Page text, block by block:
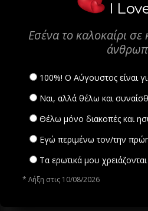
I
Εσένα το καλοκαίρι σε
100%! Ο Αύγουστος είναι
Ναι, αλλά θέλω και
Θέλω μόνο διακοπές και
Εγώ περιμένω τον/την
Τα ερωτικά μου
* Λήξη στις 10/08/2026